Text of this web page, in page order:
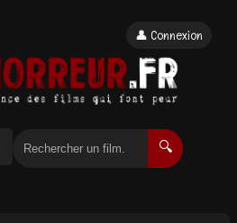
🔍
👤 Connexion